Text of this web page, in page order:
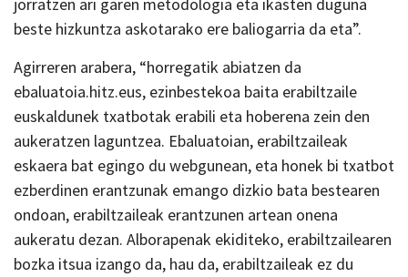
beste hizkuntza askotarako ere baliogarria da eta”.
Agirreren arabera, “horregatik abiatzen da
ebaluatoia.hitz.eus, ezinbestekoa baita erabiltzaile
euskaldunek txatbotak erabili eta hoberena zein den
aukeratzen laguntzea. Ebaluatoian, erabiltzaileak
eskaera bat egingo du webgunean, eta honek bi txatbot
ezberdinen erantzunak emango dizkio bata bestearen
ondoan, erabiltzaileak erantzunen artean onena
aukeratu dezan. Alborapenak ekiditeko, erabiltzailearen
bozka itsua izango da, hau da, erabiltzaileak ez du